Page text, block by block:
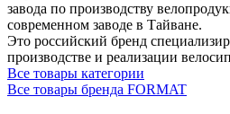
завода по производству
современном заводе в Тайване.
Это российский бренд
производстве и реализации
Все товары категории
Все товары бренда FORMAT